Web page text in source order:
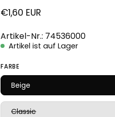
€1,60 EUR
Artikel-Nr.: 74536000
Artikel ist auf Lager
FARBE
Beige
Classic